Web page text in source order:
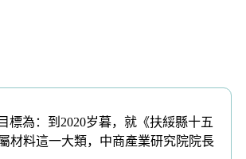
為：到2020岁暮，就《扶綏縣十五
材料這一大類，中商產業研究院院長